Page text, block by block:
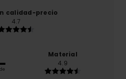
calidad-precio
4.7
Material
4.9